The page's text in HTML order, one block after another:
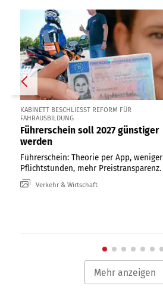
KABINETT BESCHLIESST REFORM FÜR F
AHRAUSBILDUNG
Führerschein soll 2027 günstiger
werden
Führerschein: Theorie per App, weniger
Pflichtstunden, mehr Preistransparenz.
Verkehr & Wirtschaft
Mehr anzeigen